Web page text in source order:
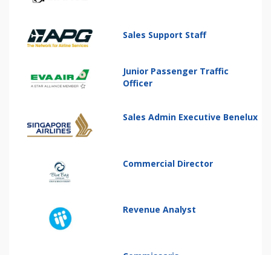
Sales Support Staff
Junior Passenger Traffic
Officer
Sales Admin Executive Benelux
Commercial Director
Revenue Analyst